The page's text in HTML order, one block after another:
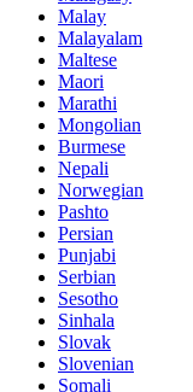
Malay
Malayalam
Maltese
Maori
Marathi
Mongolian
Burmese
Nepali
Norwegian
Pashto
Persian
Punjabi
Serbian
Sesotho
Sinhala
Slovak
Slovenian
Somali